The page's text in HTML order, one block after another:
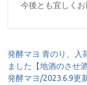
今後とも宜しくお
投
稿
ナ
発酵マヨ 青のり、入
ました【地酒のさせ
発酵マヨ/2023.6.9更新